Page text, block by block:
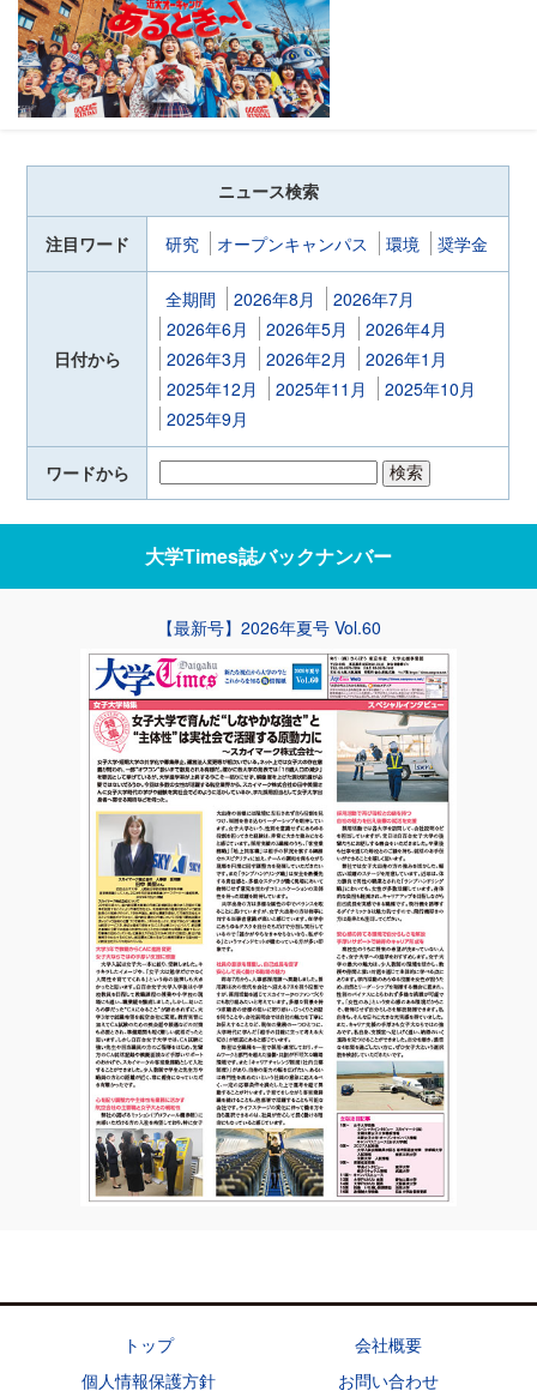
ニュース検索
注目ワード 研究 オープンキャンパス 環境 奨学金
日付から
全期間 2026年8月
2026年7月
2026年6月
2026年5月
2026年4月
2026年3月
2026年2月
2026年1月
2025年12月
2025年11月
2025年10月
2025年9月
ワードから
大学Times誌バックナンバー
【最新号】2026年夏号 Vol.60
トップ
会社概要
個人情報保護方針
お問い合わせ